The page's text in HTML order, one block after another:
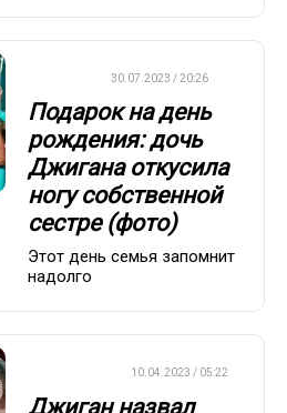
30.07.2023 / 20:26
Подарок на день
рождения: дочь
Джигана откусила
ногу собственной
сестре (фото)
Этот день семья запомнит
надолго
10.04.2023 / 05:22
Джиган назвал